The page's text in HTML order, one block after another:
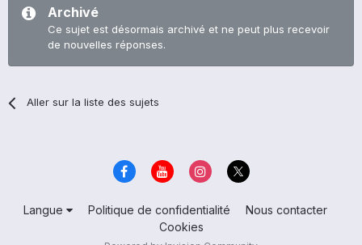
Archivé
Ce sujet est désormais archivé et ne peut plus recevoir
de nouvelles réponses.
Aller sur la liste des sujets
Langue Politique de confidentialité
Nous contacter
Cookies